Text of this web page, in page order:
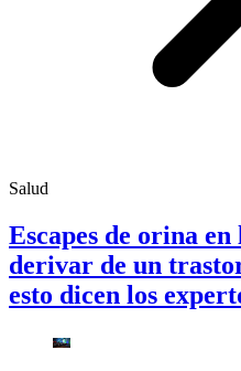
Salud
Escapes de orina
derivar de un
esto dicen los